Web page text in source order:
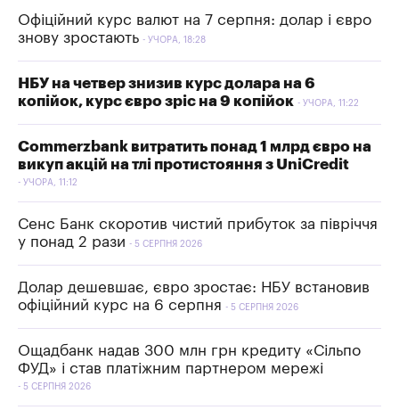
Офіційний курс валют на 7 серпня: долар і євро
знову зростають
УЧОРА, 18:28
НБУ на четвер знизив курс долара на 6
копійок, курс євро зріс на 9 копійок
УЧОРА, 11:22
Commerzbank витратить понад 1 млрд євро на
викуп акцій на тлі протистояння з UniCredit
УЧОРА, 11:12
Сенс Банк скоротив чистий прибуток за півріччя
у понад 2 рази
5 СЕРПНЯ 2026
Долар дешевшає, євро зростає: НБУ встановив
офіційний курс на 6 серпня
5 СЕРПНЯ 2026
Ощадбанк надав 300 млн грн кредиту «Сільпо
ФУД» і став платіжним партнером мережі
5 СЕРПНЯ 2026